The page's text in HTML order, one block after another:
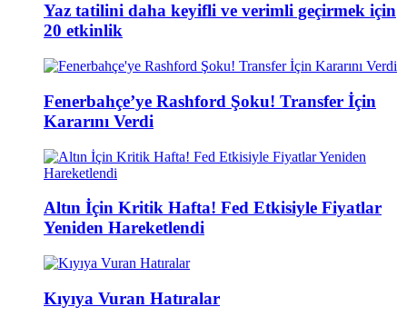
Yaz tatilini daha keyifli ve verimli geçirmek için
20 etkinlik
Fenerbahçe’ye Rashford Şoku! Transfer İçin
Kararını Verdi
Altın İçin Kritik Hafta! Fed Etkisiyle Fiyatlar
Yeniden Hareketlendi
Kıyıya Vuran Hatıralar